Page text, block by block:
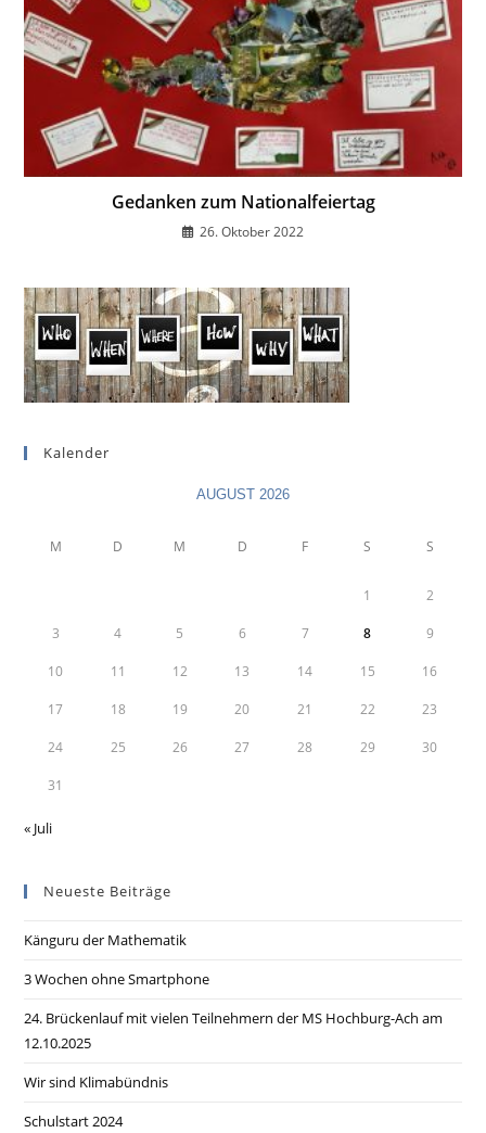
Gedanken zum Nationalfeiertag
26. Oktober 2022
Kalender
AUGUST 2026
M D M D F S S
1 2
3 4 5 6 7 8 9
10 11 12 13 14 15 16
17 18 19 20 21 22 23
24 25 26 27 28 29 30
31
« Juli
Neueste Beiträge
Känguru der Mathematik
3 Wochen ohne Smartphone
24. Brückenlauf mit vielen Teilnehmern der MS Hochburg-Ach am
12.10.2025
Wir sind Klimabündnis
Schulstart 2024